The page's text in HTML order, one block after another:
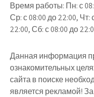
Время работы: Пн: с
Ср: с 08:00 до 22:00, Чт:
22:00, Сб: с 08:00 до
Данная информация
ознакомительных
сайта в поиске
является рекламой!